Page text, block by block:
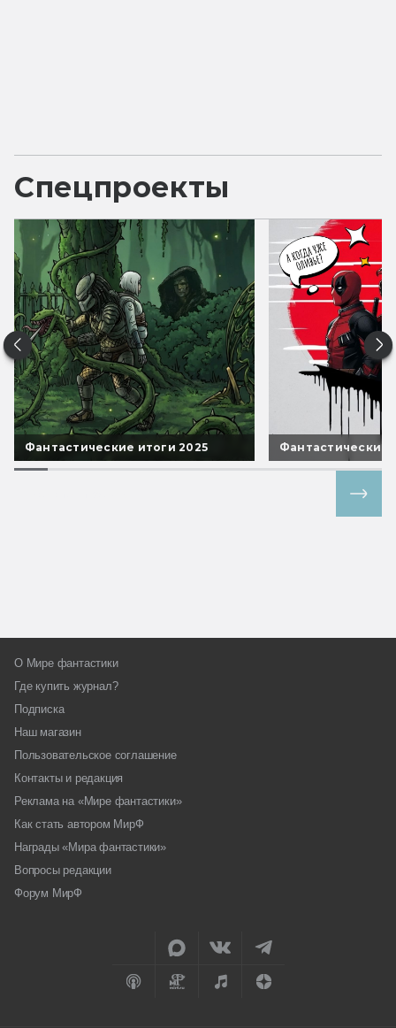
Спецпроекты
Фантастические итоги 2025 Фантастические
О Мире фантастики
Где купить журнал?
Подписка
Наш магазин
Пользовательское соглашение
Контакты и редакция
Реклама на «Мире фантастики»
Как стать автором МирФ
Награды «Мира фантастики»
Вопросы редакции
Форум МирФ